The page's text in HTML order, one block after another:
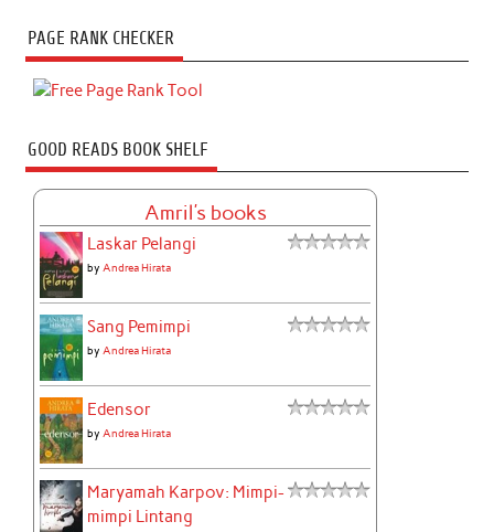
PAGE RANK CHECKER
GOOD READS BOOK SHELF
Amril's books
Laskar Pelangi
byAndrea Hirata
Sang Pemimpi
byAndrea Hirata
Edensor
byAndrea Hirata
Maryamah Karpov: Mimpi-
mimpi Lintang